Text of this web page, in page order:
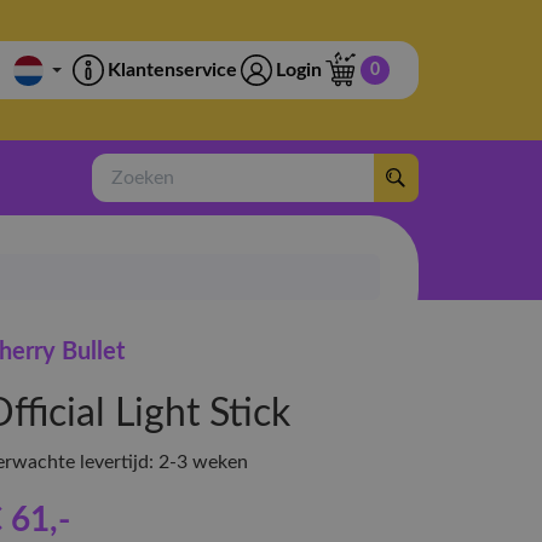
Klantenservice Login 0
Zoeken
Bullet
Light Stick
levertijd: 2-3 weken
61,-